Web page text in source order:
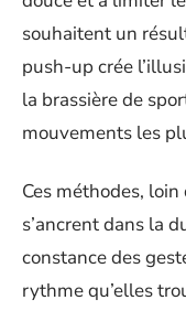
souhaitent un
push-up crée
la brassière de
mouvements les
Ces méthodes,
s’ancrent dans la
constance des
rythme qu’elles